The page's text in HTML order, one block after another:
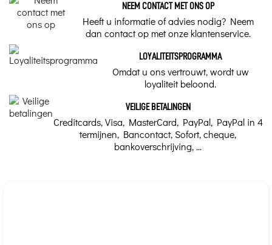
NEEM CONTACT MET ONS OP
Heeft u informatie of advies nodig? Neem
dan contact op met onze klantenservice.
LOYALITEITSPROGRAMMA
Omdat u ons vertrouwt, wordt uw
loyaliteit beloond.
VEILIGE BETALINGEN
Creditcards, Visa, MasterCard, PayPal, PayPal in 4
termijnen, Bancontact, Sofort, cheque,
bankoverschrijving, ...